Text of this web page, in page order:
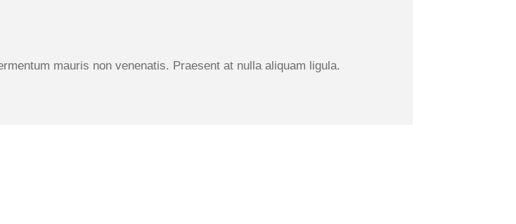
mauris non venenatis. Praesent at nulla aliquam ligula.